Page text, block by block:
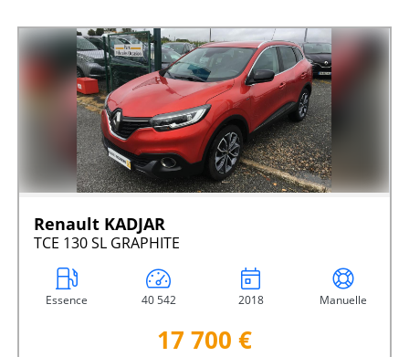
Renault KADJAR
TCE 130 SL GRAPHITE
Essence 40 542 2018 Manuelle
17 700 €